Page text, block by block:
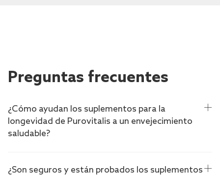
Preguntas frecuentes
¿Cómo ayudan los suplementos para la
longevidad de Purovitalis a un envejecimiento
saludable?
¿Son seguros y están probados los suplementos